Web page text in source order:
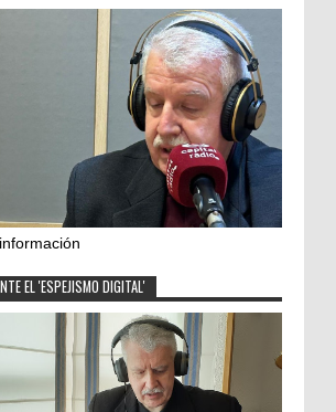
EL 'ESPEJISMO DIGITAL'